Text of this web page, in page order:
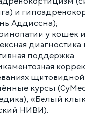
и
Аддисона);
у кошек
диагностика
поддержка
курсы
«Белый
НИВИ).
наб.,
80-36